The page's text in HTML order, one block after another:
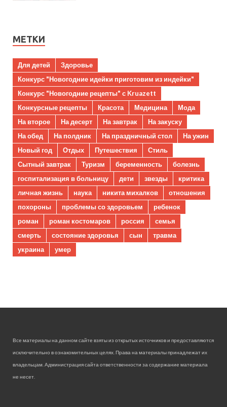
МЕТКИ
Для детей
Здоровье
Конкурс "Новогодние идейки приготовим из индейки"
Конкурс "Новогодние рецепты" с Kruazett
Конкурсные рецепты
Красота Медицина
Мода
На второе
На десерт На завтрак
На закуску
На обед
На полдник На праздничный стол
На ужин
Новый год
Отдых Путешествия
Стиль
Сытный завтрак
Туризм беременность
болезнь
госпитализация в больницу
дети звезды
критика
личная жизнь
наука никита михалков
отношения
похороны
проблемы со здоровьем
ребенок
роман
роман костомаров россия
семья
смерть
состояние здоровья сын
травма
украина
умер
Все материалы на данном сайте взяты из открытых источников и предоставляются
исключительно в ознакомительных целях. Права на материалы принадлежат их
владельцам. Администрация сайта ответственности за содержание материала
не несет.